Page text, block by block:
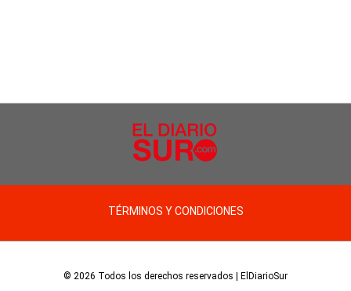
TÉRMINOS Y CONDICIONES
© 2026 Todos los derechos reservados | ElDiarioSur